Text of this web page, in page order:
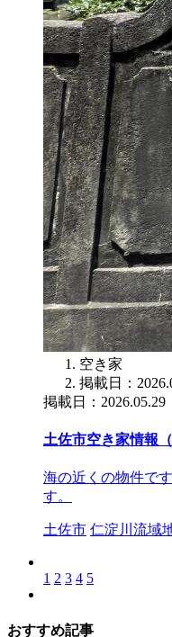
空き家
掲載日：
掲載日：2026.05.29
土佐市空き家情報（
海の近くの物件で
す。
土佐市 仁淀川流域
1 2 3 4 5
おすすめ記事